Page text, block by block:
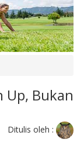
Up, Bukan
Ditulis oleh :